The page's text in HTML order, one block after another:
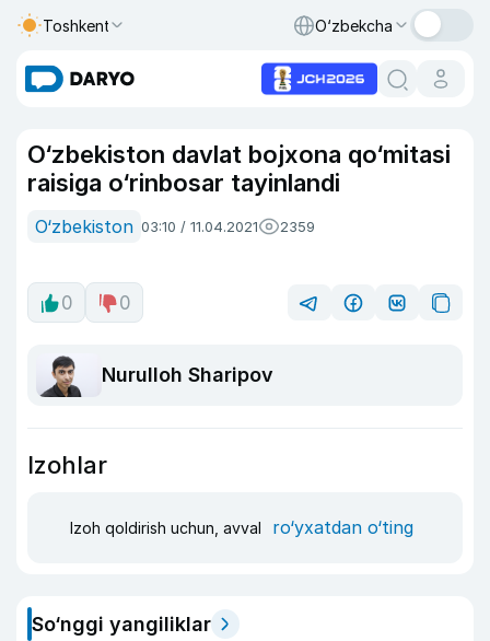
Toshkent O‘zbekcha
O‘zbekiston davlat bojxona qo‘mitasi
raisiga o‘rinbosar tayinlandi
O‘zbekiston 03:10 / 11.04.2021 2359
0 0
Nurulloh Sharipov
Izohlar
Izoh qoldirish uchun, avval ro‘yxatdan o‘ting
So‘nggi yangiliklar